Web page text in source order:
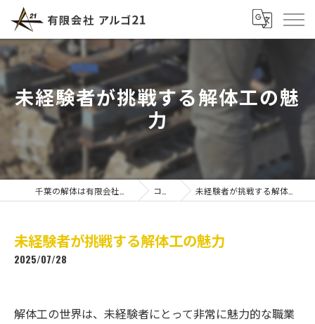
未経験者が挑戦する解体工の魅
力
コラム 未経験者が挑戦する解体工の魅力
未経験者が挑戦する解体工の魅力
2025/07/28
解体工の世界は、未経験者にとって非常に魅力的な職業